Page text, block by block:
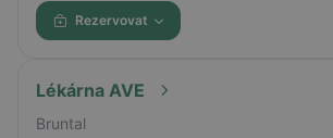
Rezervovat
Lékárna AVE
Bruntal